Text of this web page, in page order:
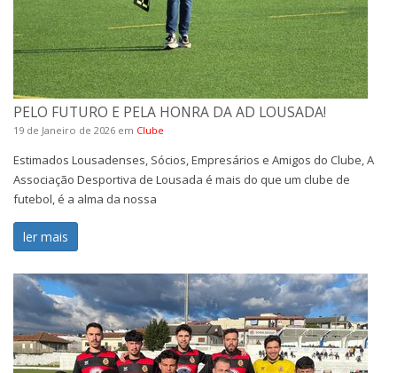
PELO FUTURO E PELA HONRA DA AD LOUSADA!
19 de Janeiro de 2026 em Clube
Estimados Lousadenses, Sócios, Empresários e Amigos do Clube, A
Associação Desportiva de Lousada é mais do que um clube de
futebol, é a alma da nossa
ler mais